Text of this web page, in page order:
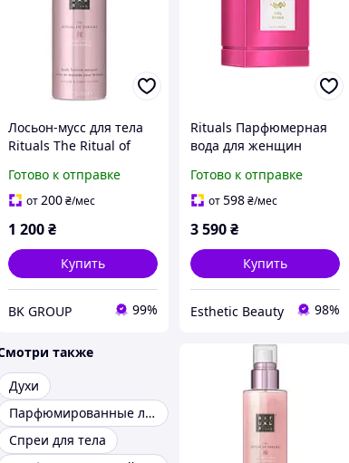
Лосьон-мусс для тела
Rituals The Ritual of
Сакура "Kg"
Готово к отправке
от200₴/мес
1 200₴
Купить
BK GROUP 99%
Rituals Парфюмерная
вода для женщин
Готово к отправке
от598₴/мес
3 590₴
Купить
Esthetic Beauty 98%
также
Духи
Парфюмированные лосьоны для тела
Спреи для тела